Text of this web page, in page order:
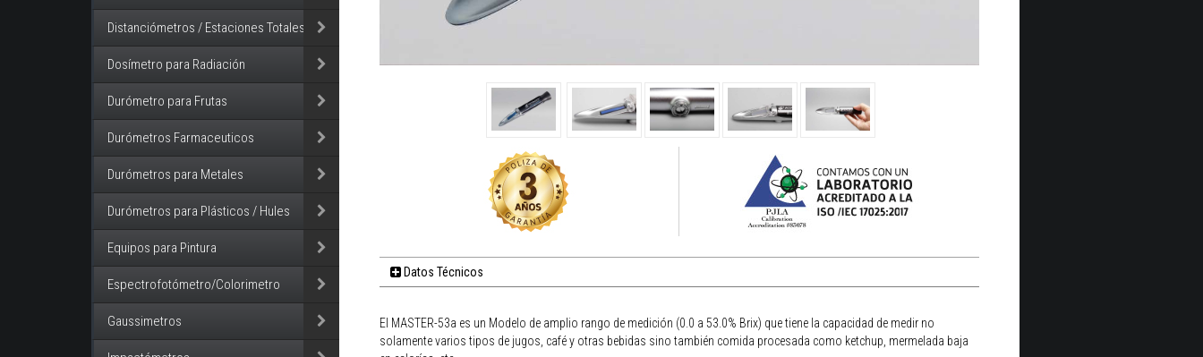
Distanciómetros / Estaciones Totales
Dosímetro para Radiación
Durómetro para Frutas
Durómetros Farmaceuticos
Durómetros para Metales
Durómetros para Plásticos / Hules
Equipos para Pintura
Espectrofotómetro/Colorimetro
Gaussimetros
Datos Técnicos
El MASTER-53a es un Modelo de amplio rango de medición (0.0 a 53.0% Brix) que tiene la capacidad de medir no
solamente varios tipos de jugos, café y otras bebidas sino también comida procesada como ketchup, mermelada baja